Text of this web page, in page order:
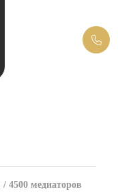
4500 медиаторов